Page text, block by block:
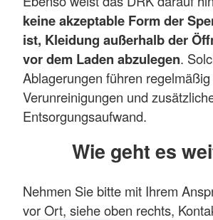
keine akzeptable Form der
ist, Kleidung außerhalb der
vor dem Laden abzulegen.
Ablagerungen führen regelmäßig
Verunreinigungen und
Entsorgungsaufwand.
Wie geht es
Nehmen Sie bitte mit Ihrem
vor Ort, siehe oben rechts,